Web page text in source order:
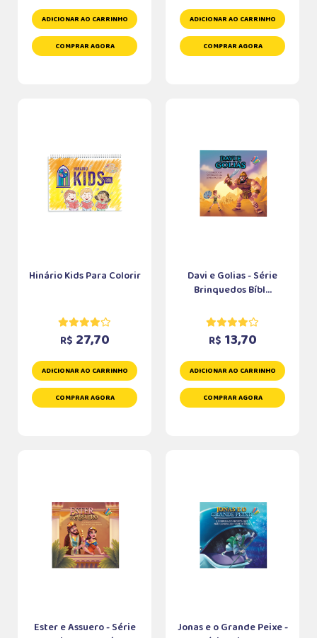
ADICIONAR AO CARRINHO
COMPRAR AGORA
ADICIONAR AO CARRINHO
COMPRAR AGORA
Hinário Kids Para Colorir
R$ 27,70
ADICIONAR AO CARRINHO
COMPRAR AGORA
Davi e Golias - Série
Brinquedos Bíbl...
R$ 13,70
ADICIONAR AO CARRINHO
COMPRAR AGORA
Ester e Assuero - Série
Jonas e o Grande Peixe -